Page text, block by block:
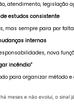
atendimento, legislação
estudos consistente
mas sempre para por
internas
nova
incêndio”
para organizar método
meses e não evolui, o sinal